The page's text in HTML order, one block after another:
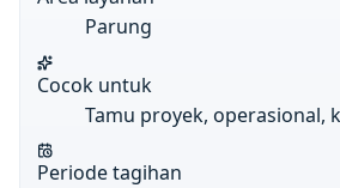
Parung
Cocok untuk
Tamu proyek, operasional,
Periode tagihan